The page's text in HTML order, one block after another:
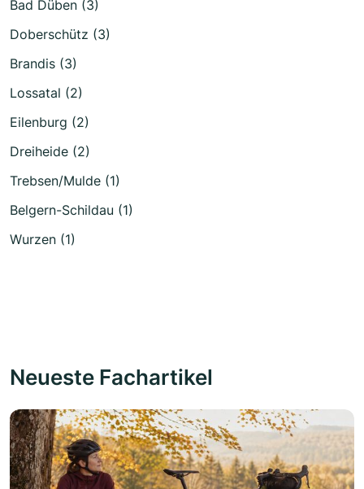
Bad Düben (3)
Doberschütz (3)
Brandis (3)
Lossatal (2)
Eilenburg (2)
Dreiheide (2)
Trebsen/Mulde (1)
Belgern-Schildau (1)
Wurzen (1)
Neueste Fachartikel